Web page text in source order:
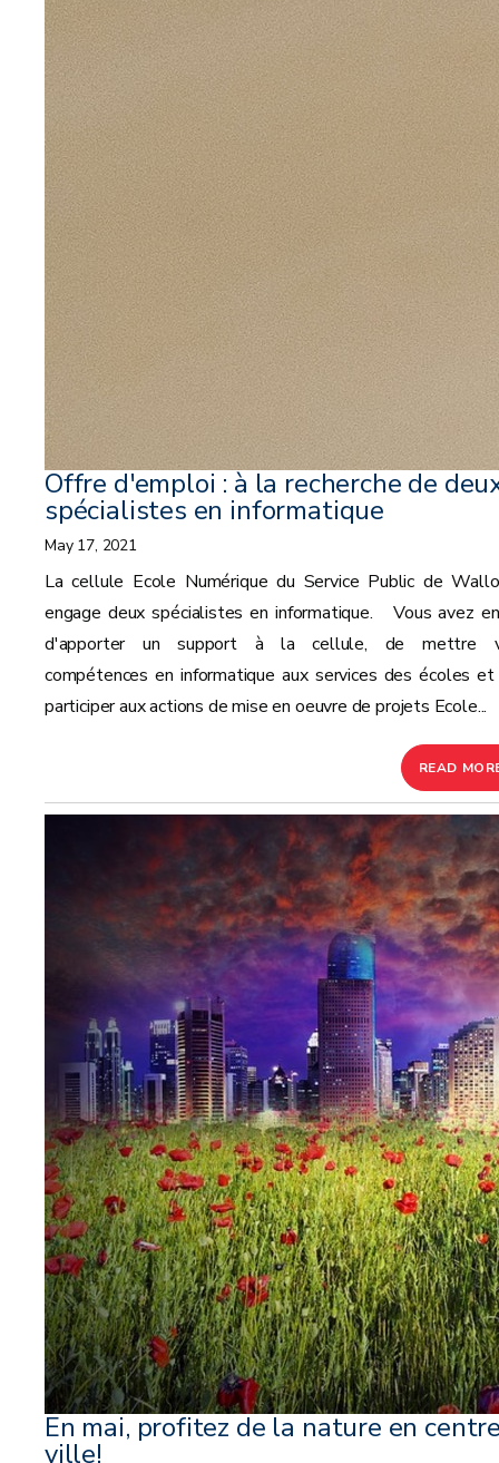
Offre d'emploi : à la recherche de
spécialistes en informatique
May 17, 2021
La cellule Ecole Numérique du Service Public de
engage deux spécialistes en informatique. Vous avez
d'apporter un support à la cellule, de mettre
compétences en informatique aux services des écoles
participer aux actions de mise en oeuvre de projets Ecole...
READ
En mai, profitez de la nature en
ville!